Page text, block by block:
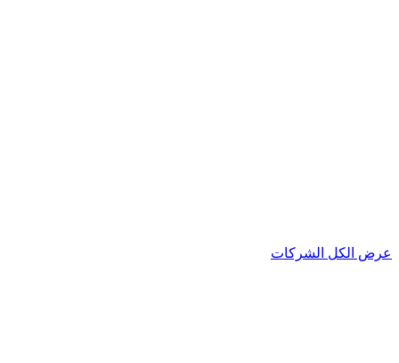
عرض الكل الشركات